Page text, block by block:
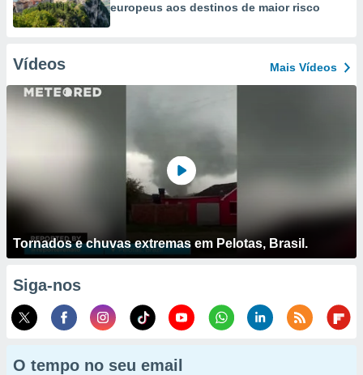
europeus aos destinos de maior risco
Vídeos Mais Vídeos
Tornados e chuvas extremas em Pelotas, Brasil.
Siga-nos
O tempo no seu email